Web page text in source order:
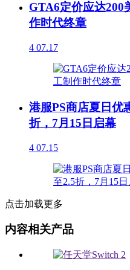
GTA6定价应达200
作时代终章
4 07.17
港服PS商店夏日优
折，7月15日启幕
4 07.15
点击加载更多
内容相关产品